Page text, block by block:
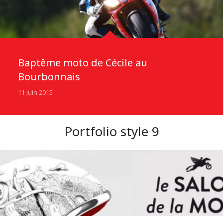
Baptême moto de Cécile au
Bourbonnais
11 juin 2015
Portfolio style 9